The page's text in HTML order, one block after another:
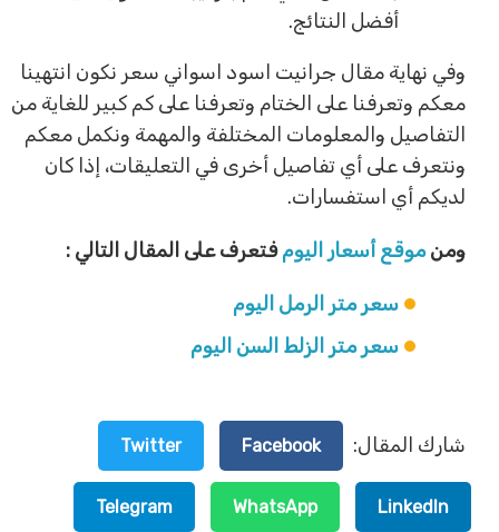
أفضل النتائج.
وفي نهاية مقال جرانيت اسود اسواني سعر نكون انتهينا
معكم وتعرفنا على الختام وتعرفنا على كم كبير للغاية من
التفاصيل والمعلومات المختلفة والمهمة ونكمل معكم
ونتعرف على أي تفاصيل أخرى في التعليقات، إذا كان
لديكم أي استفسارات.
ومنموقع أسعار اليومفتعرف على المقال التالي :
سعر متر الرمل اليوم
سعر متر الزلط السن اليوم
شارك المقال: Facebook
Twitter
LinkedIn
WhatsApp
Telegram